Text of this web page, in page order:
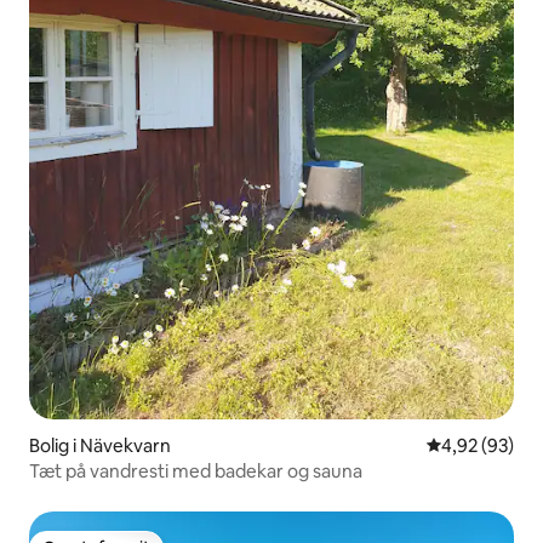
Bolig i Nävekvarn 4,92 ud af 5 i
4,92 (93)
Tæt på vandresti med badekar og sauna